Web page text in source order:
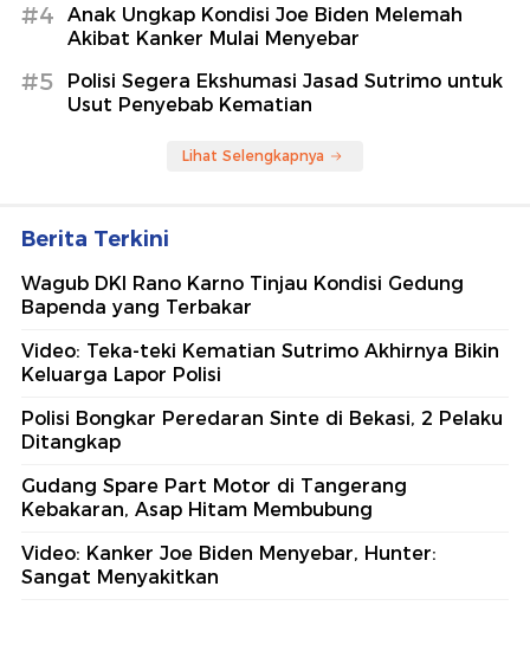
#4
Anak Ungkap Kondisi Joe Biden Melemah
Akibat Kanker Mulai Menyebar
#5
Polisi Segera Ekshumasi Jasad Sutrimo untuk
Usut Penyebab Kematian
Lihat Selengkapnya
Berita Terkini
Wagub DKI Rano Karno Tinjau Kondisi Gedung
Bapenda yang Terbakar
Video: Teka-teki Kematian Sutrimo Akhirnya Bikin
Keluarga Lapor Polisi
Polisi Bongkar Peredaran Sinte di Bekasi, 2 Pelaku
Ditangkap
Gudang Spare Part Motor di Tangerang
Kebakaran, Asap Hitam Membubung
Video: Kanker Joe Biden Menyebar, Hunter:
Sangat Menyakitkan